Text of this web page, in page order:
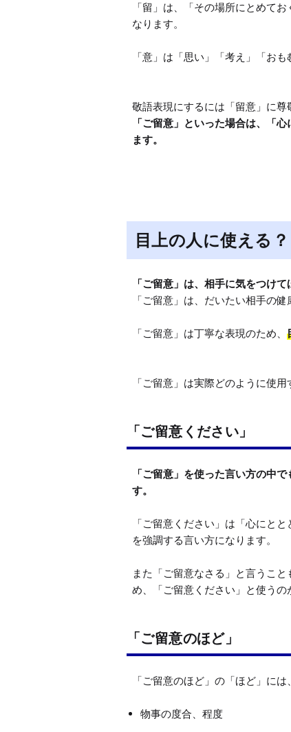
「留」は、「その場所にとめて
なります。
「意」は「思い」「考え」「おも
「ご留意」といった場合は、「
ます。
目上の人に使える
「ご留意」は、相手に気をつけ
「ご留意」は、だいたい相手の
「ご留意」は丁寧な表現のため、
「ご留意」は実際どのように使用
「ご留意ください」
「ご留意」を使った言い方の中
す。
「ご留意ください」は「心にと
を強調する言い方になります。
また「ご留意なさる」と言うこ
め、「ご留意ください」と使うの
「ご留意のほど」
物事の度合、程度